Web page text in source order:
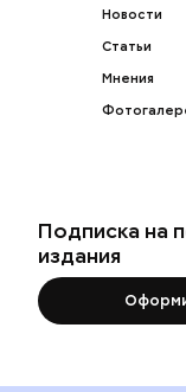
Новости
Статьи
Мнения
Подписка на
издания